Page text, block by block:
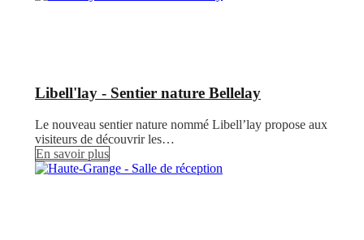
Libell'lay - Sentier nature Bellelay
Le nouveau sentier nature nommé Libell’lay propose aux
visiteurs de découvrir les…
En savoir plus